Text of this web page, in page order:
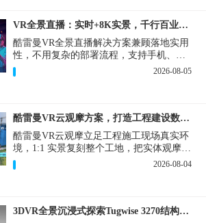
VR全景直播：实时+8K实景，千行百业的数字化利器
酷雷曼VR全景直播解决方案兼顾落地实用
性，不用复杂的部署流程，支持手机、网
页多端访问，解决各行各业 “看得见、信
得过、降成本、提转化” 的实际难题。
2026-08-05
酷雷曼VR云观摩方案，打造工程建设数字化观摩新范式
酷雷曼VR云观摩立足工程施工现场真实环
境，1:1 实景复刻整个工地，把实体观摩会
完整搬到云端线上，兼顾线下实体观摩与
线上云观摩双重需求，为施工单位、建设
2026-08-04
3DVR全景沉浸式探索Tugwise 3270结构一览